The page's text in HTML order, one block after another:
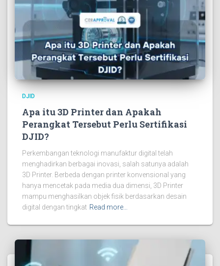
DJID
Apa itu 3D Printer dan Apakah
Perangkat Tersebut Perlu Sertifikasi
DJID?
Perkembangan teknologi manufaktur digital telah
menghadirkan berbagai inovasi, salah satunya adalah
3D Printer. Berbeda dengan printer konvensional yang
hanya mencetak pada media dua dimensi, 3D Printer
mampu menghasilkan objek fisik berdasarkan desain
digital dengan tingkat Read more…